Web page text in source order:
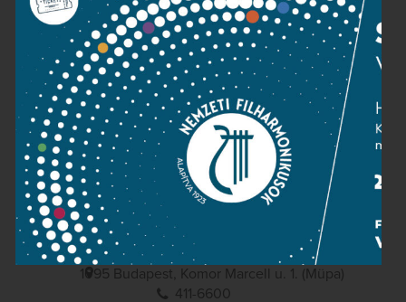
Adatvédelem
Impresszum
NEMZETI
FILHARMONIKUSOK
1095 Budapest, Komor Marcell u. 1. (Müpa)
411-6600